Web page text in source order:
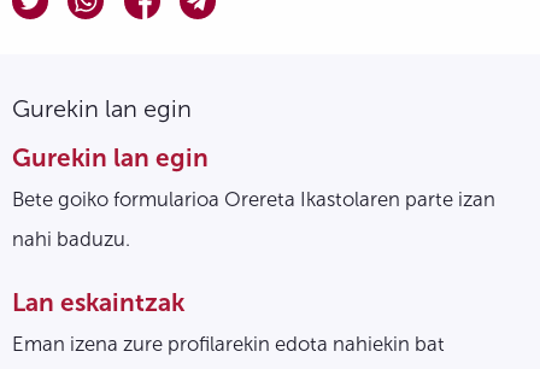
Gurekin lan egin
Gurekin lan egin
Bete goiko formularioa Orereta Ikastolaren parte izan
nahi baduzu.
Lan eskaintzak
Eman izena zure profilarekin edota nahiekin bat